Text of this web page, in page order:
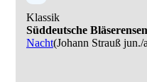
Klassik
Süddeutsche
Nacht(Johann Strauß jun./